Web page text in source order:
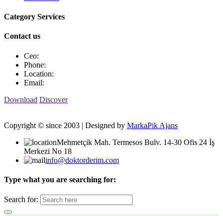
Category Services
Contact us
Ceo:
Phone:
Location:
Email:
Download Discover
Copyright © since 2003 | Designed by MarkaPik Ajans
Mehmetçik Mah. Termesos Bulv. 14-30 Ofis 24 İş
Merkezi No 18
info@doktorderim.com
Type what you are searching for:
Search for: